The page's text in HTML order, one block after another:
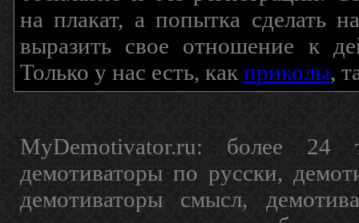
на плакат, а попытка
выразить свое отношение к
Только у нас есть, как приколы,
MyDemotivator.ru: более 24
демотиваторы по русски,
демотиваторы смысл,